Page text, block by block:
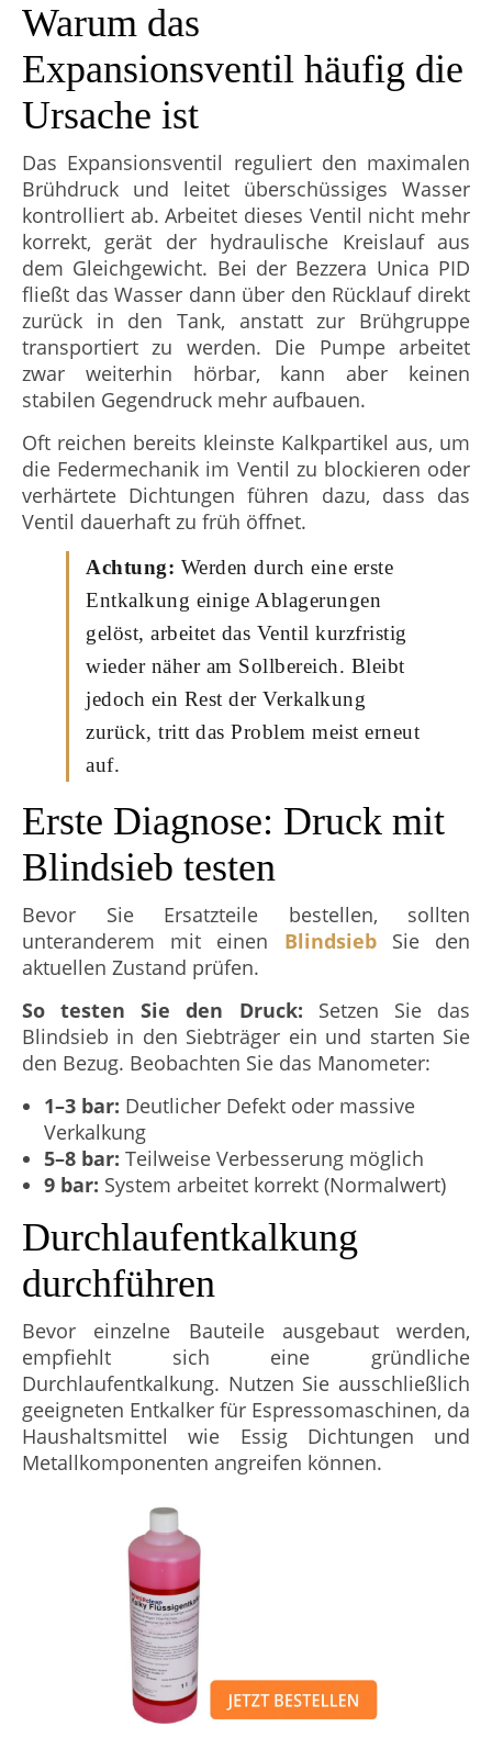
Warum das
Expansionsventil häufig die
Ursache ist
Das Expansionsventil reguliert den maximalen
Brühdruck und leitet überschüssiges Wasser
kontrolliert ab. Arbeitet dieses Ventil nicht mehr
korrekt, gerät der hydraulische Kreislauf aus
dem Gleichgewicht. Bei der Bezzera Unica PID
fließt das Wasser dann über den Rücklauf direkt
zurück in den Tank, anstatt zur Brühgruppe
transportiert zu werden. Die Pumpe arbeitet
zwar weiterhin hörbar, kann aber keinen
stabilen Gegendruck mehr aufbauen.
Oft reichen bereits kleinste Kalkpartikel aus, um
die Federmechanik im Ventil zu blockieren oder
verhärtete Dichtungen führen dazu, dass das
Ventil dauerhaft zu früh öffnet.
Achtung: Werden durch eine erste
Entkalkung einige Ablagerungen
gelöst, arbeitet das Ventil kurzfristig
wieder näher am Sollbereich. Bleibt
jedoch ein Rest der Verkalkung
zurück, tritt das Problem meist erneut
auf.
Erste Diagnose: Druck mit
Blindsieb testen
Bevor Sie Ersatzteile bestellen, sollten
unteranderem mit einen BlindsiebSie den
aktuellen Zustand prüfen.
So testen Sie den Druck: Setzen Sie das
Blindsieb in den Siebträger ein und starten Sie
den Bezug. Beobachten Sie das Manometer:
1–3 bar: Deutlicher Defekt oder massive
Verkalkung
5–8 bar: Teilweise Verbesserung möglich
9 bar: System arbeitet korrekt (Normalwert)
Durchlaufentkalkung
durchführen
Bevor einzelne Bauteile ausgebaut werden,
empfiehlt sich eine gründliche
Durchlaufentkalkung. Nutzen Sie ausschließlich
geeigneten Entkalker für Espressomaschinen, da
Haushaltsmittel wie Essig Dichtungen und
Metallkomponenten angreifen können.